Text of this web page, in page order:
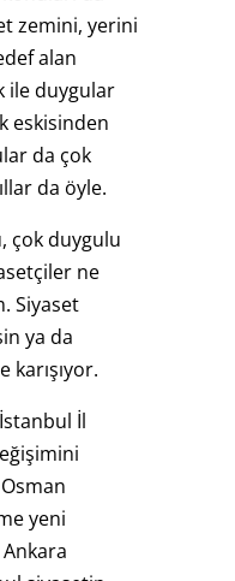
zemini, yerini
alan
ile duygular
eskisinden
da çok
da öyle.
çok duygulu
ne
Siyaset
ya da
karışıyor.
İl
yeni